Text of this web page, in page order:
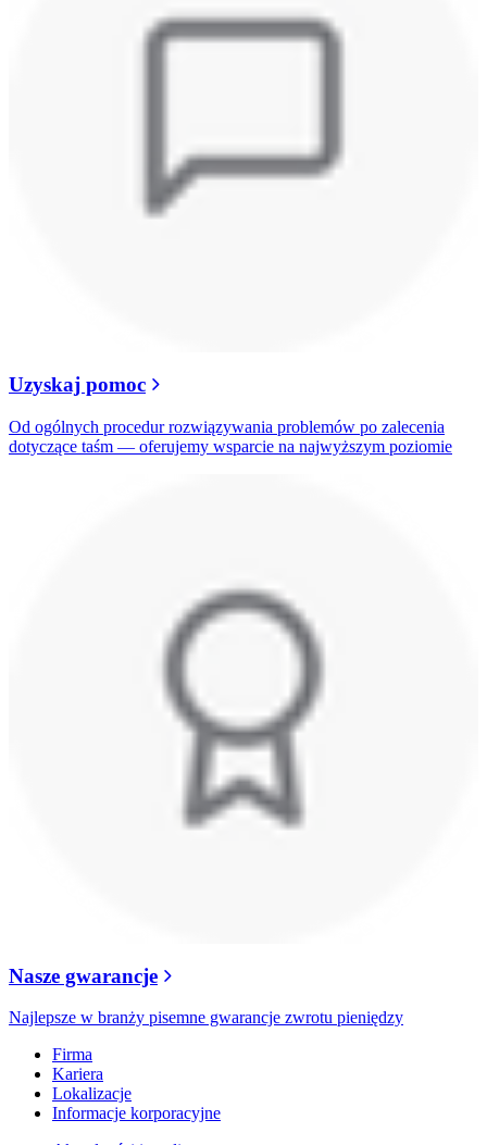
Uzyskaj pomoc
Od ogólnych procedur rozwiązywania problemów po zalecenia
dotyczące taśm — oferujemy wsparcie na najwyższym poziomie
Nasze gwarancje
Najlepsze w branży pisemne gwarancje zwrotu pieniędzy
Firma
Kariera
Lokalizacje
Informacje korporacyjne